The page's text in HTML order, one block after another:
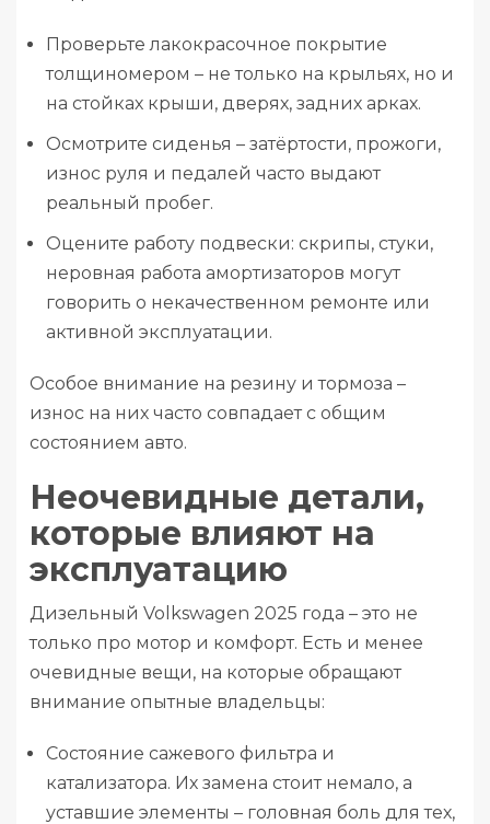
Проверьте лакокрасочное покрытие
толщиномером – не только на крыльях, но и
на стойках крыши, дверях, задних арках.
Осмотрите сиденья – затёртости, прожоги,
износ руля и педалей часто выдают
реальный пробег.
Оцените работу подвески: скрипы, стуки,
неровная работа амортизаторов могут
говорить о некачественном ремонте или
активной эксплуатации.
Особое внимание на резину и тормоза –
износ на них часто совпадает с общим
состоянием авто.
Неочевидные детали,
которые влияют на
эксплуатацию
Дизельный Volkswagen 2025 года – это не
только про мотор и комфорт. Есть и менее
очевидные вещи, на которые обращают
внимание опытные владельцы:
Состояние сажевого фильтра и
катализатора. Их замена стоит немало, а
уставшие элементы – головная боль для тех,